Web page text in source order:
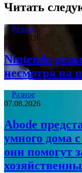
Читать
Разное
08.08.2026
Nintendo
несмотря на
Разное
07.08.2026
Abode
умного дома
они помогут